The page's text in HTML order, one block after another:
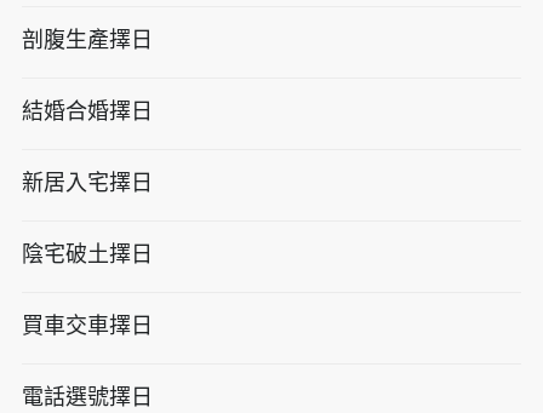
剖腹生產擇日
結婚合婚擇日
新居入宅擇日
陰宅破土擇日
買車交車擇日
電話選號擇日